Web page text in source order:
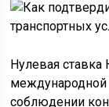
Нулевая ставка
международной
соблюдении